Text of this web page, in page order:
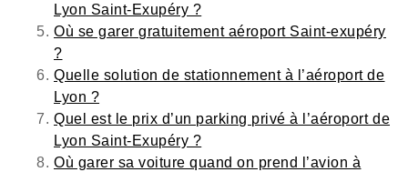
Lyon Saint-Exupéry ?
Où se garer gratuitement aéroport Saint-exupéry
?
Quelle solution de stationnement à l’aéroport de
Lyon ?
Quel est le prix d’un parking privé à l’aéroport de
Lyon Saint-Exupéry ?
Où garer sa voiture quand on prend l’avion à